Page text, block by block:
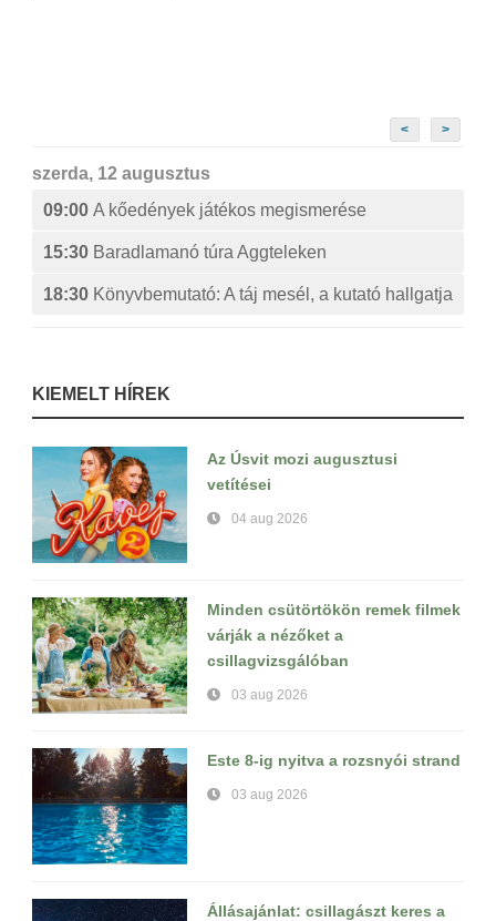
< >
szerda, 12 augusztus
09:00 A kőedények játékos megismerése
15:30 Baradlamanó túra Aggteleken
18:30 Könyvbemutató: A táj mesél, a kutató hallgatja
KIEMELT HÍREK
Az Úsvit mozi augusztusi
vetítései
04 aug 2026
Minden csütörtökön remek filmek
várják a nézőket a
csillagvizsgálóban
03 aug 2026
Este 8-ig nyitva a rozsnyói strand
03 aug 2026
Állásajánlat: csillagászt keres a